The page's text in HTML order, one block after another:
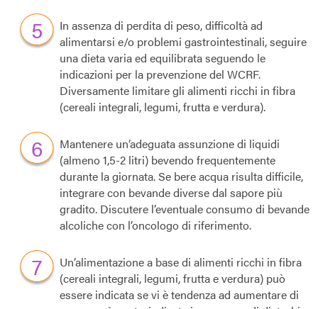
In assenza di perdita di peso, difficoltà ad
alimentarsi e/o problemi gastrointestinali, seguire
una dieta varia ed equilibrata seguendo le
indicazioni per la prevenzione del WCRF.
Diversamente limitare gli alimenti ricchi in fibra
(cereali integrali, legumi, frutta e verdura).
Mantenere un’adeguata assunzione di liquidi
(almeno 1,5-2 litri) bevendo frequentemente
durante la giornata. Se bere acqua risulta difficile,
integrare con bevande diverse dal sapore più
gradito. Discutere l’eventuale consumo di bevande
alcoliche con l’oncologo di riferimento.
Un’alimentazione a base di alimenti ricchi in fibra
(cereali integrali, legumi, frutta e verdura) può
essere indicata se vi è tendenza ad aumentare di